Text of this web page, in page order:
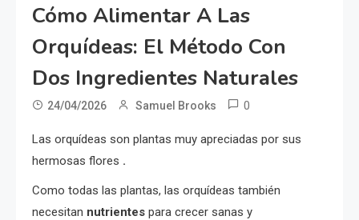
Cómo Alimentar A Las
Orquídeas: El Método Con
Dos Ingredientes Naturales
24/04/2026 Samuel Brooks 0
Las orquídeas son plantas muy apreciadas por sus
hermosas flores .
Como todas las plantas, las orquídeas también
necesitan nutrientes para crecer sanas y